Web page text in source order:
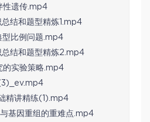
性遗传.mp4
结和题型精炼1.mp4
型比例问题.mp4
结和题型精炼2.mp4
的实验策略.mp4
精讲精练(1).mp4
基因重组的重难点.mp4